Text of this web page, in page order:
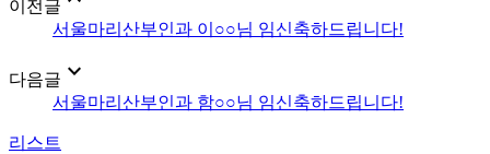
이전글
서울마리산부인과 이○○님 임신축하드립니다!
다음글 expand_more
서울마리산부인과 함○○님 임신축하드립니다!
리스트